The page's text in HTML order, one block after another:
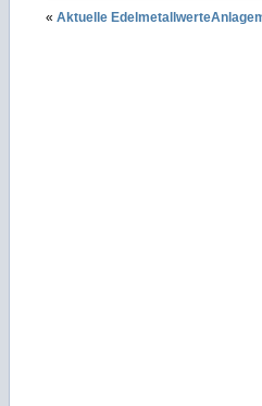
« Aktuelle Edelmetallwerte